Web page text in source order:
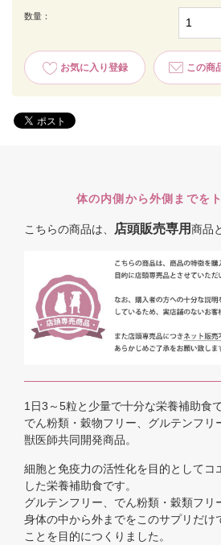
数量：
お気に入り登録 この商
体の内側から外側までを
こちらの商品は、 店頭販売専用商品
1日3～5粒と少量で十分な栄養補助食で
でん粉類・穀物フリー、グルテンフリ
獣医師共同開発商品。
細胞と免疫力の活性化を目的としてコ
した栄養補助食です。
グルテンフリー、でん粉類・穀類フリ
身体の中から外までをこのサプリだけ
ことを目的につくりました。